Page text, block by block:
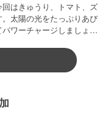
はきゅうり、トマト、ズ
太陽の光をたっぷりあび
ワーチャージしましょう